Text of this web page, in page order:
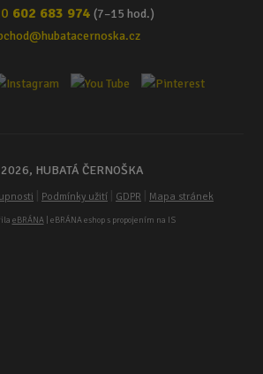
602 683 974 (7–15 hod.)
HUBATÁ ČERNOŠKA
Podmínky užití GDPR Mapa stránek
eBRÁNA| eBRÁNA eshop s propojením na IS